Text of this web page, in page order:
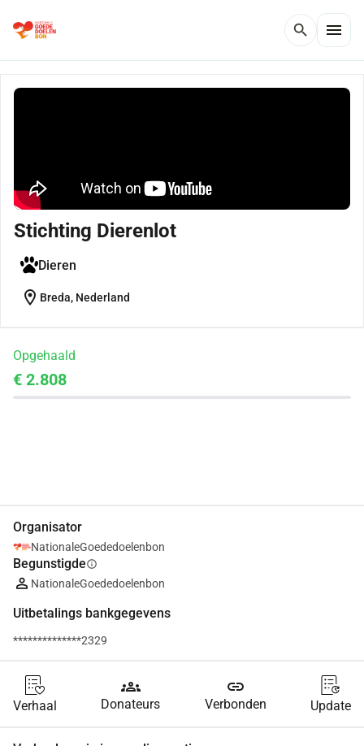
search menu
Stichting Dierenlot
Dieren
location_on Breda, Nederland
Opgehaald
€ 2.808
Organisator
NationaleGoededoelenbon
Begunstigdeinfo
NationaleGoededoelenbon
Uitbetalings bankgegevens
**************2329
Verhaal
groups
Donateurs
link
Verbonden Update